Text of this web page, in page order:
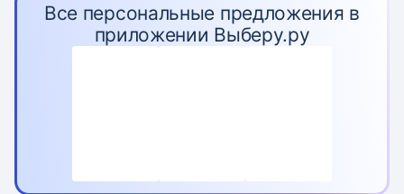
Все персональные предложения в
приложении Выберу.ру